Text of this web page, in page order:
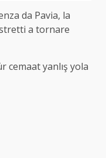
da Pavia, la
a tornare
cemaat yanlış yola